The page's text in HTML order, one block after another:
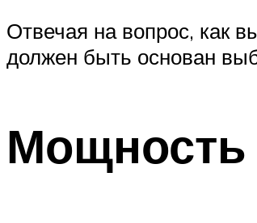
Отвечая на вопрос, как
должен быть основан
Мощность